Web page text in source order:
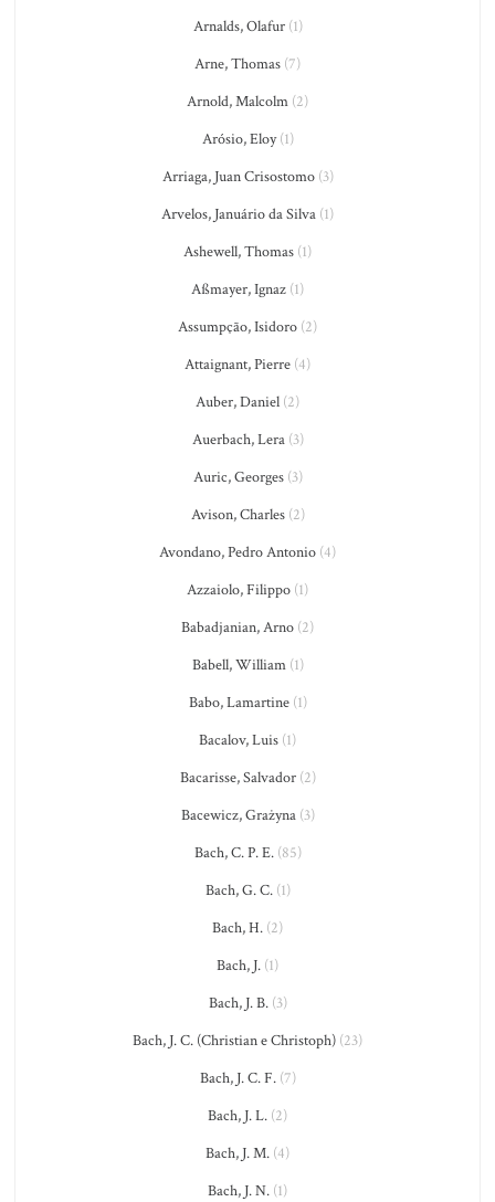
Arnalds, Olafur(1)
Arne, Thomas (7)
Arnold, Malcolm (2)
Arósio, Eloy(1)
Arriaga, Juan Crisostomo(3)
Arvelos, Januário da Silva (1)
Ashewell, Thomas (1)
Aßmayer, Ignaz (1)
Assumpção, Isidoro (2)
Attaignant, Pierre (4)
Auber, Daniel (2)
Auerbach, Lera(3)
Auric, Georges(3)
Avison, Charles(2)
Avondano, Pedro Antonio (4)
Azzaiolo, Filippo (1)
Babadjanian, Arno (2)
Babell, William(1)
Babo, Lamartine(1)
Bacalov, Luis (1)
Bacarisse, Salvador(2)
Bacewicz, Grażyna(3)
Bach, C. P. E.(85)
Bach, G. C.(1)
Bach, H. (2)
Bach, J. (1)
Bach, J. B.(3)
Bach, J. C. (Christian e Christoph) (23)
Bach, J. C. F.(7)
Bach, J. L. (2)
Bach, J. M. (4)
Bach, J. N. (1)